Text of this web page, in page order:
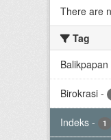
There are
Tag
Balikpapan
Birokrasi -
Indeks - 1